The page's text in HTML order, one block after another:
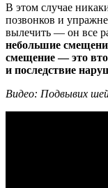
В этом случае
позвонков и
вылечить — он все
небольшие
смещение — это
и последствие
Видео: Подвывих